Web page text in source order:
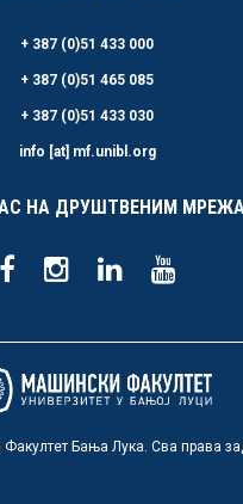
+ 387 (0)51 433 000
+ 387 (0)51 465 085
+ 387 (0)51 433 030
info [at] mf.unibl.org
НА ДРУШТВЕНИМ
Бања Лука. Сва права